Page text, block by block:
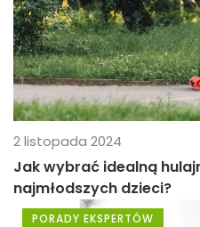
2 listopada 2024
Jak wybrać idealną
najmłodszych dzieci?
PORADY EKSPERTÓW